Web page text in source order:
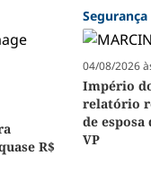
R$
Segurança
04/08/2026
Império
relatório
de esposa
VP